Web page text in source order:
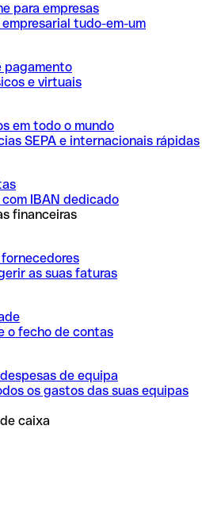
para empresas
tudo-em-um
pagamento
e virtuais
em todo o mundo
SEPA e internacionais rápidas
IBAN dedicado
financeiras
as suas faturas
o fecho de contas
de equipa
os gastos das suas equipas
caixa